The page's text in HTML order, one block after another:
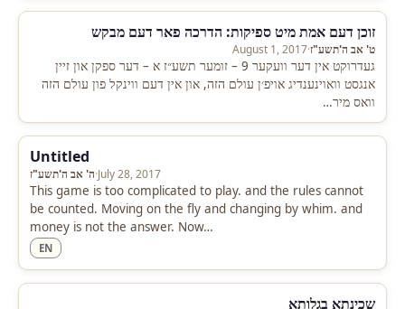
זוכן דעם אמת מיט ספיקות: הדרכה פאר דעם מבקש
ט' אב ה'תשע"ז·
August 1, 2017
געדרוקט אין דער וועקער 9 – זומער תשע״ז א – דער ספקן און זיין
אנגסט וואוינענדיג אויפ׳ן עולם הזה, און אין דעם ווינקל פון עולם הזה
וואס מיר…
Untitled
ה' אב ה'תשע"ז·July 28, 2017
This game is too complicated to play. and the rules cannot
be counted. Moving on the fly and changing by whim. and
money is not the answer. Now…
EN
שכינתא בגלותא